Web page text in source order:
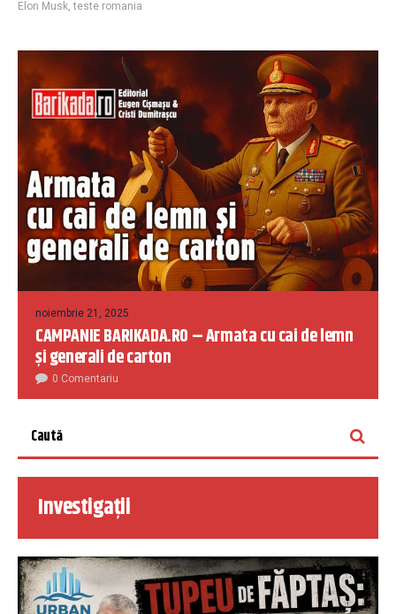
Elon Musk,teste romania
noiembrie 21, 2025
CAMPANIE BARIKADA.RO – Armata cu cai de lemn
și generali de carton
0 Comentariu
Investigații